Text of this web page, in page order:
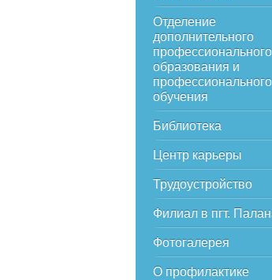
Отделение
дополнительного
профессионального
образования и
профессионального
обучения
Библиотека
Центр карьеры
Трудоустройство
Филиал в пгт.
Фотогалерея
О профилактике